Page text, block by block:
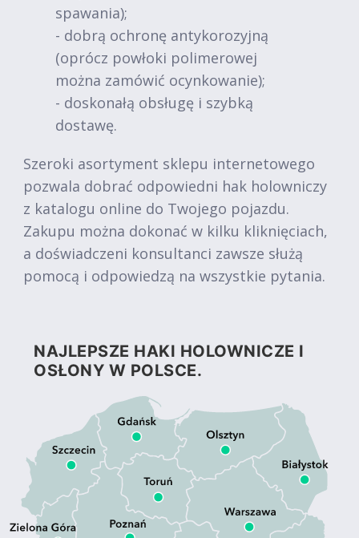
spawania);
- dobrą ochronę antykorozyjną
(oprócz powłoki polimerowej
można zamówić ocynkowanie);
- doskonałą obsługę i szybką
dostawę.
Szeroki asortyment sklepu internetowego
pozwala dobrać odpowiedni hak holowniczy
z katalogu online do Twojego pojazdu.
Zakupu można dokonać w kilku kliknięciach,
a doświadczeni konsultanci zawsze służą
pomocą i odpowiedzą na wszystkie pytania.
NAJLEPSZE HAKI HOLOWNICZE I
OSŁONY W POLSCE.